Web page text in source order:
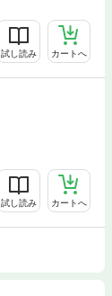
試し読み カートへ
試し読み カートへ